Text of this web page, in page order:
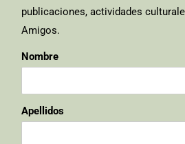
publicaciones, actividades
Amigos.
Nombre
Apellidos